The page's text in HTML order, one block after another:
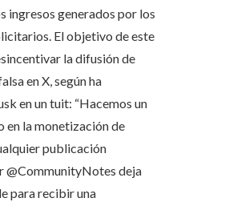
ingresos generados por los
El objetivo de este
la difusión de
en X, según ha
en un tuit: “Hacemos un
en la monetización de
publicación
@CommunityNotes deja
para recibir una